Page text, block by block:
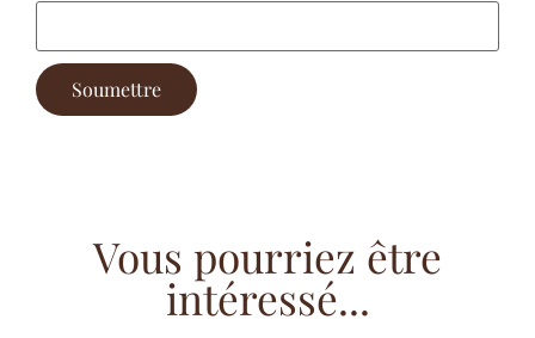
Vous pourriez être
intéressé...